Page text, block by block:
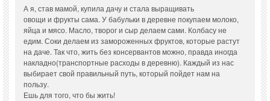
А я, став мамой, купила дачу и стала выращивать
овощи и фрукты сама. У бабульки в деревне покупаем молоко,
яйца и мясо. Масло, творог и сыр делаем сами. Колбасу не
едим. Соки делаем из замороженных фруктов, которые растут
на даче. Так что, жить без консервантов можно, правда иногда
накладно(транспортные расходы в деревню). Каждый из нас
выбирает свой правильный путь, который пойдет нам на
пользу.
Ешь для того, что бы жить!